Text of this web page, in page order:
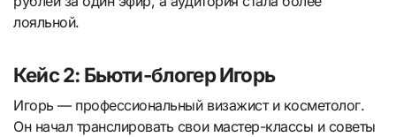
лояльной.
Кейс 2: Бьюти-блогер Игорь
Игорь — профессиональный визажист и косметолог.
Он начал транслировать свои мастер-классы и советы